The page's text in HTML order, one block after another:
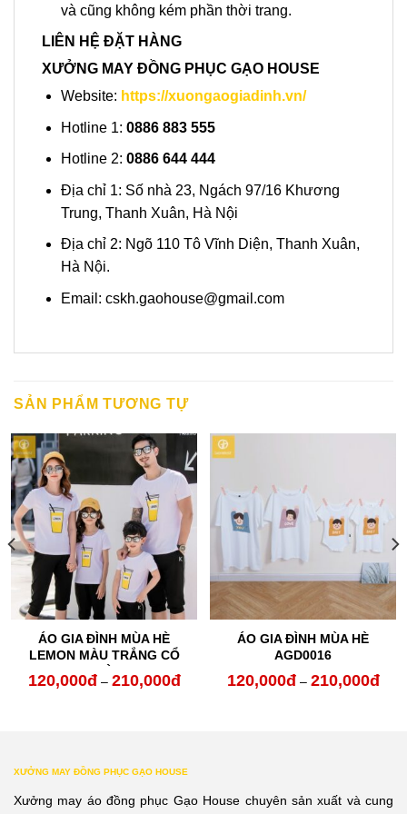
và cũng không kém phần thời trang.
LIÊN HỆ ĐẶT HÀNG
XƯỞNG MAY ĐỒNG PHỤC GẠO HOUSE
Website: https://xuongaogiadinh.vn/
Hotline 1: 0886 883 555
Hotline 2: 0886 644 444
Địa chỉ 1: Số nhà 23, Ngách 97/16 Khương
Trung, Thanh Xuân, Hà Nội
Địa chỉ 2: Ngõ 110 Tô Vĩnh Diện, Thanh Xuân,
Hà Nội.
Email: cskh.gaohouse@gmail.com
SẢN PHẨM TƯƠNG TỰ
ÁO GIA ĐÌNH MÙA HÈ
LEMON MÀU TRẮNG CỔ
TRÒN
120,000đ – 210,000đKhoảng
ÁO GIA ĐÌNH MÙA HÈ
AGD0016
120,000đ – 210,000đ
XƯỞNG MAY ĐỒNG PHỤC GẠO HOUSE
Xưởng may áo đồng phục Gạo House chuyên sản xuất và cung